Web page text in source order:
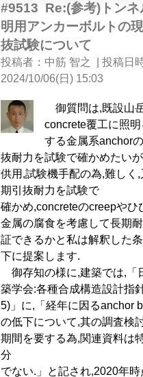
#9513 Re:(参考)トンネ
明用アンカーボルトの現
抜試験について
投稿者 中筋 智之
投稿日
2024/10/06(日) 15:03
匿
名
稿
者
に
よ
る
「Re:
Re:
(参
考)
ト
ン
ネ
ル
照
御質問は,既設山
concrete覆工に照明
する金属系anchorの
抜耐力を試験で確かめたい
供用,試験機手配の為,難しく,
期引抜耐力を試験で
確かめ,concreteのcreepやひ
金属の腐食を考慮して長期
証できるかと私は解釈した
下に提案します.
御存知の様に,建築では,「
築学会:各種合成構造設計指
5)」に,「経年に因るanchor
の低下について,其の調査検
期間を要する為,関連資料は
分
でない.」と記され,2020年時